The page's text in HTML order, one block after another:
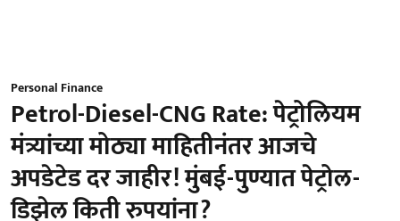
Personal Finance
Petrol-Diesel-CNG Rate: पेट्रोलियम
मंत्र्यांच्या मोठ्या माहितीनंतर आजचे
अपडेटेड दर जाहीर! मुंबई-पुण्यात पेट्रोल-
डिझेल किती रुपयांना?